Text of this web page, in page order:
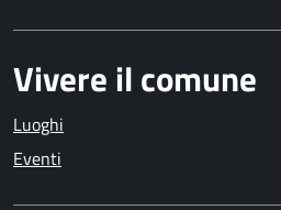
Vivere il comune
Luoghi
Eventi